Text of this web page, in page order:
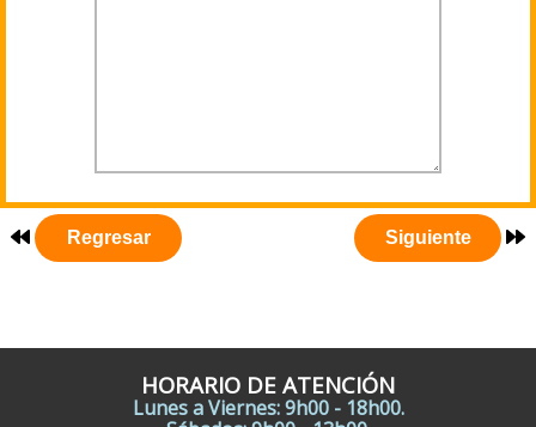
HORARIO DE ATENCIÓN
Lunes a Viernes: 9h00 - 18h00.